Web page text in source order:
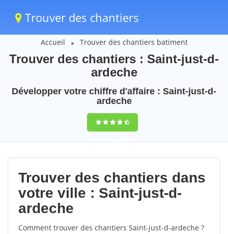
Trouver des chantiers
Accueil Trouver des chantiers batiment
Trouver des chantiers : Saint-just-d-
ardeche
Développer votre chiffre d'affaire : Saint-just-d-
ardeche
9,5(100%)53
votes
Trouver des chantiers dans
votre ville : Saint-just-d-
ardeche
Comment trouver des chantiers Saint-just-d-ardeche ?